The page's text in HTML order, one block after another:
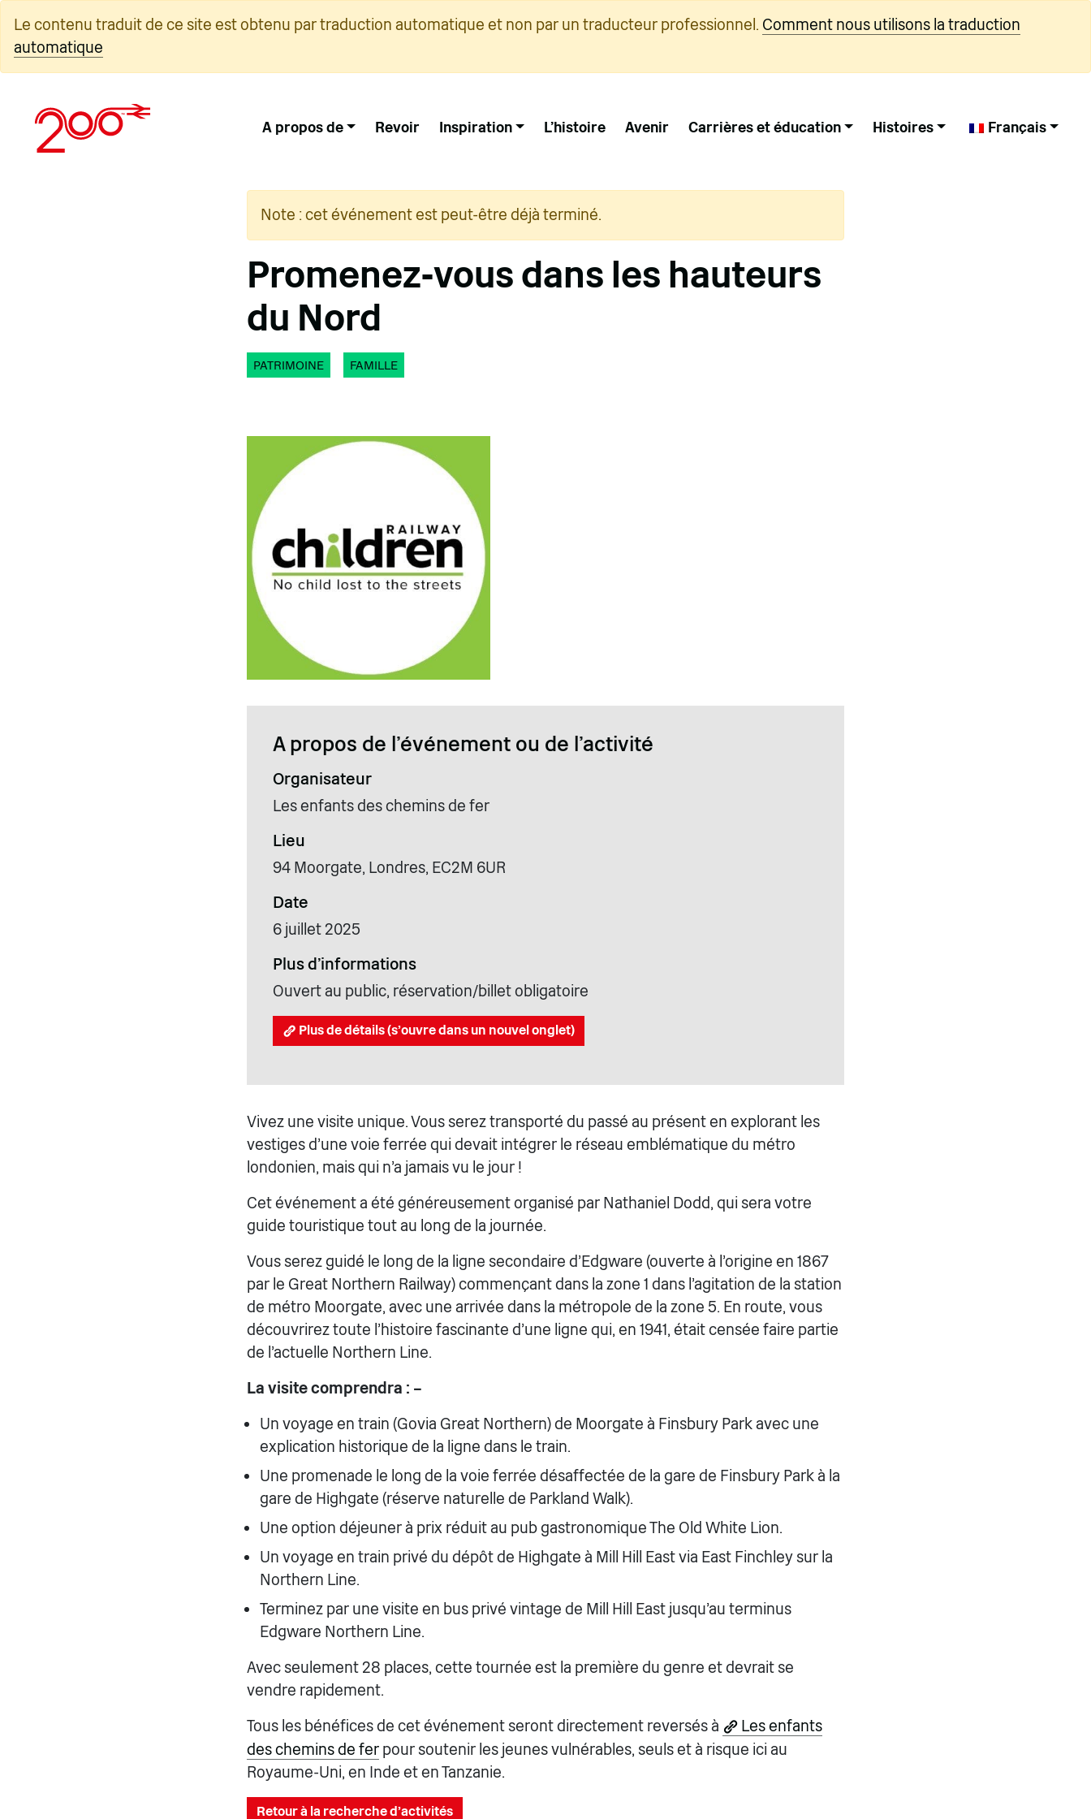
content
Le contenu traduit de ce site est obtenu par traduction automatique et non par un traducteur professionnel. Comment nous utilisons la traduction
automatique
A propos de Revoir Inspiration L'histoire Avenir Carrières et éducation Histoires Français
Note : cet événement est peut-être déjà terminé.
Promenez-vous dans les hauteurs
du Nord
PATRIMOINE FAMILLE
A propos de l'événement ou de l'activité
Organisateur
Les enfants des chemins de fer
Lieu
94 Moorgate, Londres, EC2M 6UR
Date
6 juillet 2025
Plus d'informations
Ouvert au public, réservation/billet obligatoire
Plus de détails (s'ouvre dans un nouvel onglet)
Vivez une visite unique. Vous serez transporté du passé au présent en explorant les
vestiges d'une voie ferrée qui devait intégrer le réseau emblématique du métro
londonien, mais qui n'a jamais vu le jour !
Cet événement a été généreusement organisé par Nathaniel Dodd, qui sera votre
guide touristique tout au long de la journée.
Vous serez guidé le long de la ligne secondaire d'Edgware (ouverte à l'origine en 1867
par le Great Northern Railway) commençant dans la zone 1 dans l'agitation de la station
de métro Moorgate, avec une arrivée dans la métropole de la zone 5. En route, vous
découvrirez toute l'histoire fascinante d'une ligne qui, en 1941, était censée faire partie
de l'actuelle Northern Line.
La visite comprendra : –
Un voyage en train (Govia Great Northern) de Moorgate à Finsbury Park avec une
explication historique de la ligne dans le train.
Une promenade le long de la voie ferrée désaffectée de la gare de Finsbury Park à la
gare de Highgate (réserve naturelle de Parkland Walk).
Une option déjeuner à prix réduit au pub gastronomique The Old White Lion.
Un voyage en train privé du dépôt de Highgate à Mill Hill East via East Finchley sur la
Northern Line.
Terminez par une visite en bus privé vintage de Mill Hill East jusqu'au terminus
Edgware Northern Line.
Avec seulement 28 places, cette tournée est la première du genre et devrait se
vendre rapidement.
Tous les bénéfices de cet événement seront directement reversés à
Les enfants
des chemins de fer pour soutenir les jeunes vulnérables, seuls et à risque ici au
Royaume-Uni, en Inde et en Tanzanie.
Retour à la recherche d'activités